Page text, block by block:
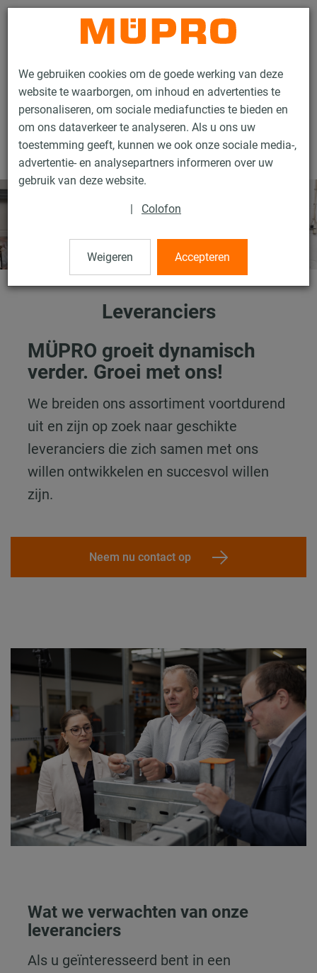
We gebruiken cookies om de goede werking van deze
website te waarborgen, om inhoud en advertenties te
personaliseren, om sociale mediafuncties te bieden en
om ons dataverkeer te analyseren. Als u ons uw
toestemming geeft, kunnen we ook onze sociale media-,
advertentie- en analysepartners informeren over uw
gebruik van deze website.
| Colofon
Weigeren Accepteren
Contact
Onderneming Leveranciers
Leveranciers
MÜPRO groeit dynamisch
verder. Groei met ons!
We breiden ons assortiment voortdurend
uit en zijn op zoek naar geschikte
leveranciers die zich samen met ons
willen ontwikkelen en succesvol willen
zijn.
Neem nu contact op
Wat we verwachten van onze
leveranciers
Als u geïnteresseerd bent in een